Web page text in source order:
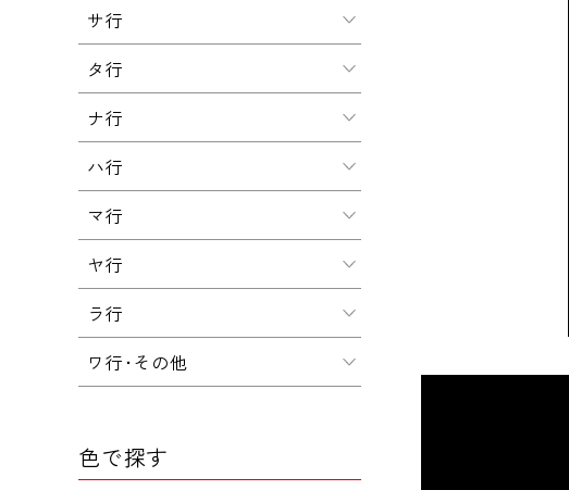
サ行
タ行
ナ行
ハ行
マ行
ヤ行
ラ行
ワ行･その他
色で探す